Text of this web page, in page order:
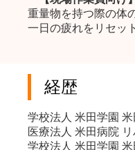
重量物を持つ際の体
一日の疲れをリセッ
経歴
学校法人 米田学園
医療法人 米田病院
学校法人 米田学園